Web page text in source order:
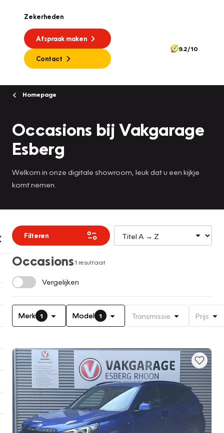
Zekerheden
Afspraak maken
Contact
9.2/10
Homepage
Occasions bij Vakgarage
Esberg
Welkom in onze digitale showroom, leuk dat u een kijkje
komt nemen.
Filteren
Occasions1 resultaat
Vergelijken
Merk 1 Model 1 Transmissie Prijs